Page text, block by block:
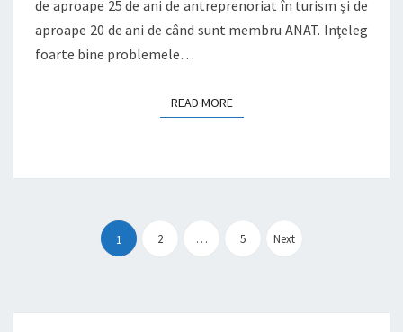
de aproape 25 de ani de antreprenoriat în turism şi de
aproape 20 de ani de când sunt membru ANAT. Inţeleg
foarte bine problemele…
READ MOREREAD MORE
articole
1 2 … 5 Next